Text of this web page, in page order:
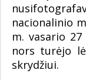
nacionalinio
m. vasario
nors turėjo
skrydžiui.